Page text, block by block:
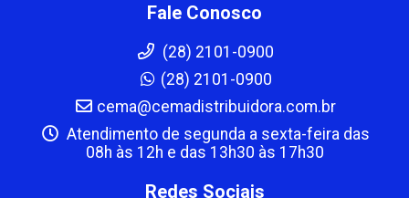
Fale Conosco
(28) 2101-0900
(28) 2101-0900
cema@cemadistribuidora.com.br
Atendimento de segunda a sexta-feira das
08h às 12h e das 13h30 às 17h30
Redes Sociais